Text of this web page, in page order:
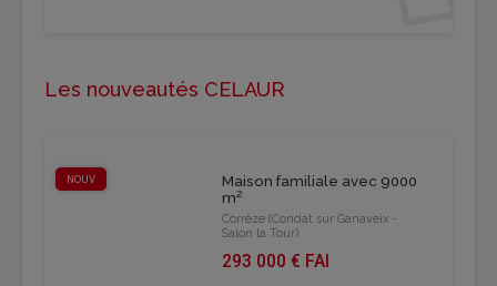
Les nouveautés CELAUR
NOUV
Maison familiale avec 9000
m²
Corrèze (Condat sur Ganaveix -
Salon la Tour)
293 000 € FAI